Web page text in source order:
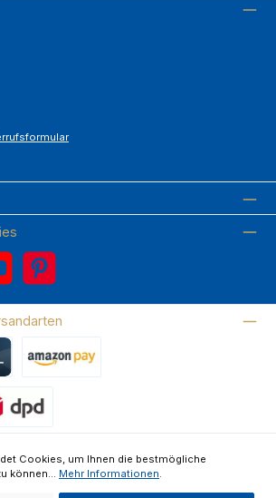
Pinterest
& FAQ Datenschutz Impressum
Cookies, um Ihnen die bestmögliche
können... Mehr Informationen.